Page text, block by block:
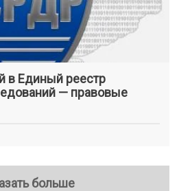
в Единый реестр
— правовые
больше